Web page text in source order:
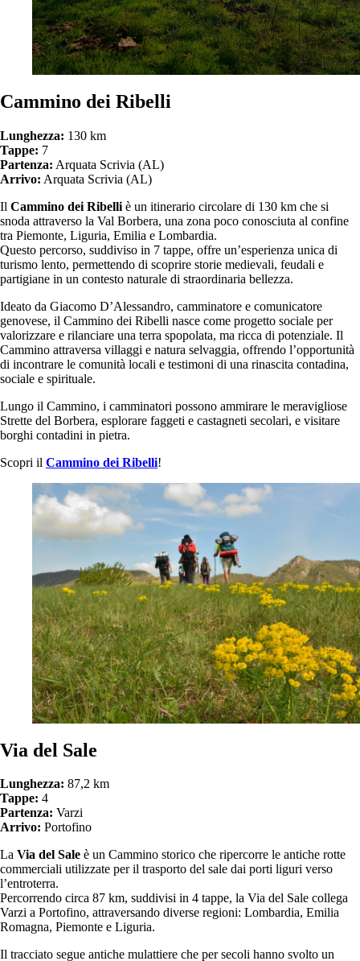
Cammino dei Ribelli
Lunghezza: 130 km
Tappe: 7
Partenza: Arquata Scrivia (AL)
Arrivo: Arquata Scrivia (AL)
Il Cammino dei Ribelli è un itinerario circolare di 130 km che si
snoda attraverso la Val Borbera, una zona poco conosciuta al confine
tra Piemonte, Liguria, Emilia e Lombardia.
Questo percorso, suddiviso in 7 tappe, offre un’esperienza unica di
turismo lento, permettendo di scoprire storie medievali, feudali e
partigiane in un contesto naturale di straordinaria bellezza.
Ideato da Giacomo D’Alessandro, camminatore e comunicatore
genovese, il Cammino dei Ribelli nasce come progetto sociale per
valorizzare e rilanciare una terra spopolata, ma ricca di potenziale. Il
Cammino attraversa villaggi e natura selvaggia, offrendo l’opportunità
di incontrare le comunità locali e testimoni di una rinascita contadina,
sociale e spirituale.
Lungo il Cammino, i camminatori possono ammirare le meravigliose
Strette del Borbera, esplorare faggeti e castagneti secolari, e visitare
borghi contadini in pietra.
Scopri il Cammino dei Ribelli!
Via del Sale
Lunghezza: 87,2 km
Tappe: 4
Partenza: Varzi
Arrivo: Portofino
La Via del Sale è un Cammino storico che ripercorre le antiche rotte
commerciali utilizzate per il trasporto del sale dai porti liguri verso
l’entroterra.
Percorrendo circa 87 km, suddivisi in 4 tappe, la Via del Sale collega
Varzi a Portofino, attraversando diverse regioni: Lombardia, Emilia
Romagna, Piemonte e Liguria.
Il tracciato segue antiche mulattiere che per secoli hanno svolto un